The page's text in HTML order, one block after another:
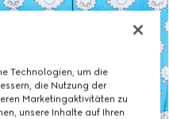
Technologien, um die
die Nutzung der
Marketingaktivitäten zu
unsere Inhalte auf Ihren